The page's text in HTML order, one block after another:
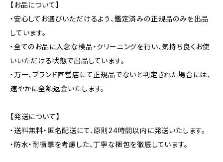
【お品について】
・安心してお選びいただけるよう、鑑定済みの正規品のみを出品
しています。
・全てのお品に入念な検品・クリーニングを行い、気持ち良くお使
いいただける状態で出品しています。
・万一、ブランド直営店にて正規品でないと判定された場合には、
速やかに全額返金いたします。
【発送について】
・送料無料・匿名配送にて、原則24時間以内に発送いたします。
・防水・耐衝撃を考慮した、丁寧な梱包を徹底しています。